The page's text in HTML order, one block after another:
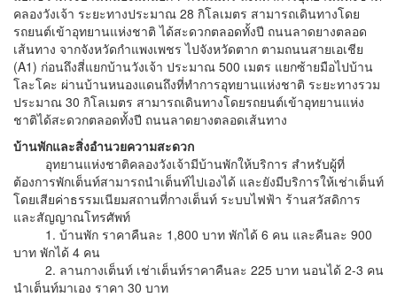
คลองวังเจ้า ระยะทางประมาณ 28 กิโลเมตร สามารถเดินทางโดย
รถยนต์เข้าอุทยานแห่งชาติ ได้สะดวกตลอดทั้งปี ถนนลาดยางตลอด
เส้นทาง จากจังหวัดกำแพงเพชร ไปจังหวัดตาก ตามถนนสายเอเชีย
(A1) ก่อนถึงสี่แยกบ้านวังเจ้า ประมาณ 500 เมตร แยกซ้ายมือไปบ้าน
โละโคะ ผ่านบ้านหนองแดนถึงที่ทำการอุทยานแห่งชาติ ระยะทางรวม
ประมาณ 30 กิโลเมตร สามารถเดินทางโดยรถยนต์เข้าอุทยานแห่ง
ชาติได้สะดวกตลอดทั้งปี ถนนลาดยางตลอดเส้นทาง
บ้านพักและสิ่งอำนวยความสะดวก
อุทยานแห่งชาติคลองวังเจ้ามีบ้านพักให้บริการ สำหรับผู้ที่
ต้องการพักเต็นท์สามารถนำเต็นท์ไปเองได้ และยังมีบริการให้เช่าเต็นท์
โดยเสียค่าธรรมเนียมสถานที่กางเต็นท์ ระบบไฟฟ้า ร้านสวัสดิการ
และสัญญาณโทรศัพท์
1. บ้านพัก ราคาคืนละ 1,800 บาท พักได้ 6 คน และคืนละ 900
บาท พักได้ 4 คน
2. ลานกางเต็นท์ เช่าเต็นท์ราคาคืนละ 225 บาท นอนได้ 2-3 คน
นำเต็นท์มาเอง ราคา 30 บาท